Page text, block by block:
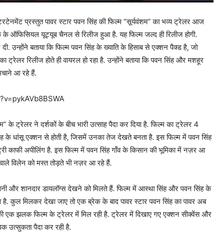
प्रस्तुत पावर स्टार पवन सिंह की फिल्म “सूर्यवंशम” का भव्य ट्रेलर आज
ऑफिसियल यूट्यूब चैनल से रिलीज हुआ है. यह फिल्म जल्द ही रिलीज होगी.
उन्होंने बताया कि फिल्म पवन सिंह के ख्याति के हिसाब से एक्शन पैक्ड है, जो
रिलीज होते ही वायरल हो रहा है. उन्होंने बताया कि पवन सिंह और मशहूर
आ रहे हैं.
के ट्रेलर ने दर्शकों के बीच भारी उत्साह पैदा कर दिया है. फिल्म का ट्रेलर 4
धांसू एक्शन से होती है, जिसमें उनका तेज देखते बनता है. इस फिल्म में पवन सिंह
काफी अपीलिंग है. इस फिल्म में पवन सिंह गाँव के किसान की भूमिका में नज़र आ
विलेन को मस्त तोड़ते भी नज़र आ रहे हैं.
और शानदार डायलॉग्स देखने को मिलते हैं. फिल्म में आस्था सिंह और पवन सिंह के
कुल मिलकर देखा जाए तो एक ब्रेक के बाद पावर स्टार पवन सिंह का पावर अब
एक झलक फिल्म के ट्रेलर में मिल रही है. ट्रेलर में दिखाए गए एक्शन सीक्वेंस और
उत्सुकता पैदा कर रही है.